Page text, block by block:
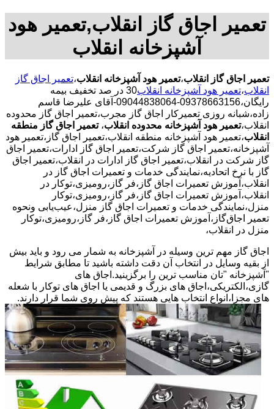
تعمیر اجاق گاز انقلاب,تعمیر هود
آشپزخانه انقلاب
تعمیر اجاق گاز انقلاب،تعمیر هود آشپزخانه انقلاب،تعمیر اجاق گاز
انقلاب،تعمیر هود آشپزخانه انقلاب
30 در صد تخفیف بیمه
رایگان،09378663156-09044838064-آقای علیرضا قاسم
زاده،شبانه روزی تعمیرکار اجاق گاز مجرب،تعمیر اجاق گاز محدوده
انقلاب،تعمیر هود آشپزخانه محدوده انقلاب، تعمیر اجاق گاز منطقه
انقلاب،تعمیر هود آشپزخانه منطقه انقلاب،تعمیر اجاق گاز،تعمیر هود
آشپزخانه،تعمیر اجاق گاز شرکت،تعمیر اجاق گاز ادارات،تعمیر اجاق
گاز شرکت در انقلاب،تعمیر اجاق گاز ادارات در انقلاب،تعمیر اجاق
گاز با نرخ اتحادیه،نمایندگی خدمات و تعمیرات اجاق گاز در
انقلاب،آموزش تعمیرات اجاق گاز،فر گاز،رومیزی،توکار در
انقلاب،آموزش تعمیرات اجاق گاز،فر گاز،رومیزی،توکار
منزل،نمایندگی خدمات و تعمیرات اجاق گاز منزل،عیب‌یابی ونحوه
تعمیر اجاق‌گاز،آموزش تعمیرات اجاق گاز،فر گاز،رومیزی،توکار
منزل در انقلاب،
اجاق گاز مهم ترین وسیله در آشپزخانه به شمار می رود و باید بیش
از بقیه وسایل در انتخاب آن دقت داشته باشید تا مطابق شرایط
"آشپزخانه "تان مناسب ترین را برگزینید.اجاق های
گازی،الکتریکی،اجاق های بزرگ و قدیمی یا اجاق های توکار با شعله
های مجزا،انواع انتخاب هایی هستند که پیش روی شما قرار دارند.